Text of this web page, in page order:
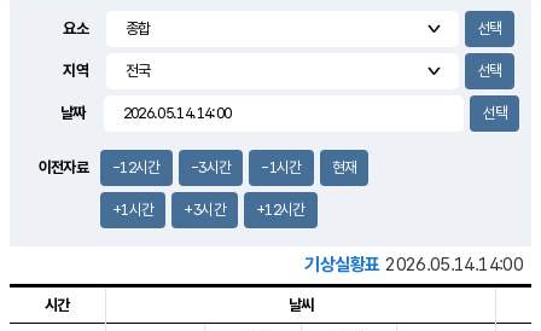
4.7m/s
요소
지역
날짜
이전자료 -12시간 -3시간 -1시간 현재
+1시간 +3시간 +12시간
기상실황표 2026.05.14.14:00
시간 날씨